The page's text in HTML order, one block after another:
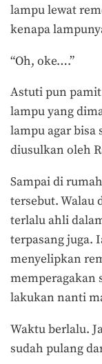
lampu lewat
kenapa
“Oh, oke….”
Astuti pun
lampu yang
lampu agar bisa
diusulkan oleh
Sampai di
tersebut. Walau
terlalu ahli
terpasang juga.
menyelipkan
memperagakan
lakukan nanti
Waktu berlalu.
sudah pulang